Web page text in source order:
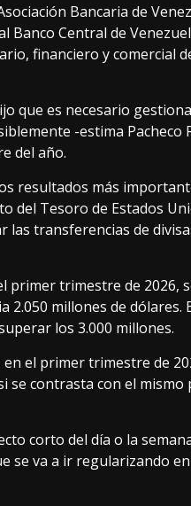
Bancaria de
Banco Central de
financiero y comercial
que es necesario
-estima Pacheco
del año.
resultados más
del Tesoro de Estados
transferencias de
primer trimestre de 2026,
2.050 millones de
los 3.000 millones.
el primer trimestre de
se contrasta con el
corto del día o la
se va a ir regularizando